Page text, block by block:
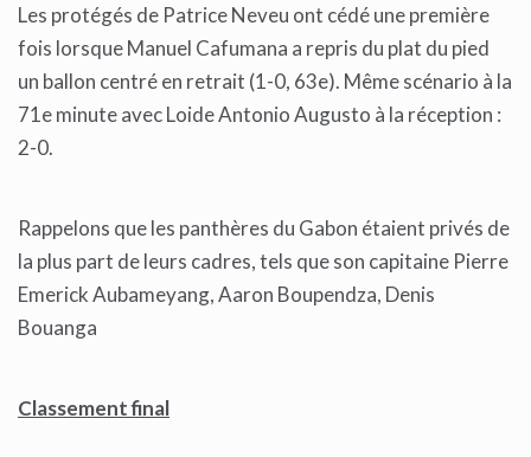
Les protégés de Patrice Neveu ont cédé une première
fois lorsque Manuel Cafumana a repris du plat du pied
un ballon centré en retrait (1-0, 63e). Même scénario à la
71e minute avec Loide Antonio Augusto à la réception :
2-0.
Rappelons que les panthères du Gabon étaient privés de
la plus part de leurs cadres, tels que son capitaine Pierre
Emerick Aubameyang, Aaron Boupendza, Denis
Bouanga
Classement final